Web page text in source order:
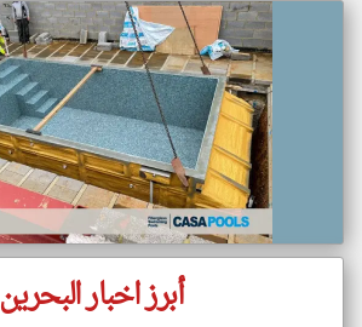
أبرز اخبار البحرين